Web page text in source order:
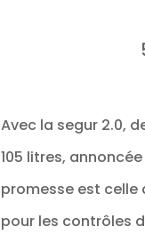
Avec la segur 2.0,
105 litres,
promesse est
pour les contrôles